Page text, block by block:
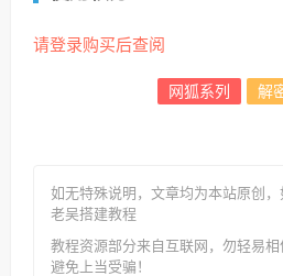
请登录购买后查阅
网狐系列 解
如无特殊说明，文章均为本站原创
老吴搭建教程
教程资源部分来自互联网，勿轻易
避免上当受骗！